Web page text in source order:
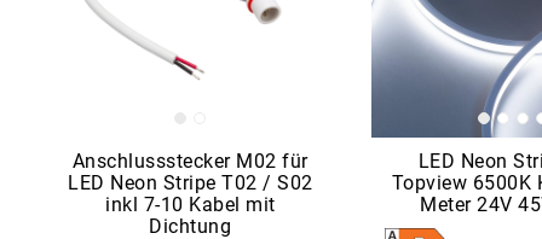
Anschlussstecker M02 für
LED Neon Stripe T02 / S02
inkl 7-10 Kabel mit
Dichtung
LED Neon
Topview 6500K
Meter 24V